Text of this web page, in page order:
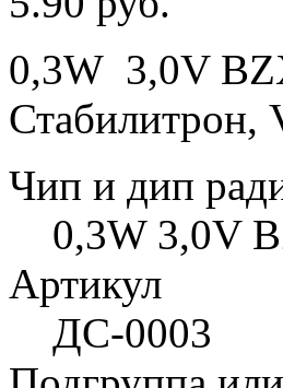
0,3W 3,0V
Чип и дип
0,3W 3,0V
Артикул
ДС-0003